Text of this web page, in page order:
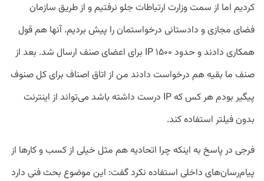
کردیم اما از سمت وزارت ارتباطات جلو نرفتیم و از طریق سازمان
فضای مجازی و دادستانی درخواستمان را پیش بردیم. آنها هم قول
همکاری دادند و حدود ۱۵۰۰ IP برای اعضای صنف ارسال شد. بعد از
صنف ما بقیه هم درخواست دادند من از اتاق اصناف برای کل صنوف
پیگیر بودم هر کس که IP درست داشته باشد می‌تواند از اینترنت
بدون فیلتر استفاده کند.
فرجی در پاسخ به اینکه چرا اتحادیه هم مثل خیلی از کسب و کارها از
پیام‌رسان‌های داخلی استفاده نکرد گفت: این موضوع بحث فنی دارد